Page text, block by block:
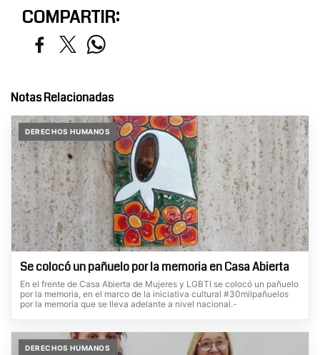
COMPARTIR:
Notas Relacionadas
DERECHOS HUMANOS
Se colocó un pañuelo por la memoria en Casa Abierta
En el frente de Casa Abierta de Mujeres y LGBTI se colocó un pañuelo
por la memoria, en el marco de la iniciativa cultural #30milpañuelos
por la memoria que se lleva adelante a nivel nacional.-
DERECHOS HUMANOS